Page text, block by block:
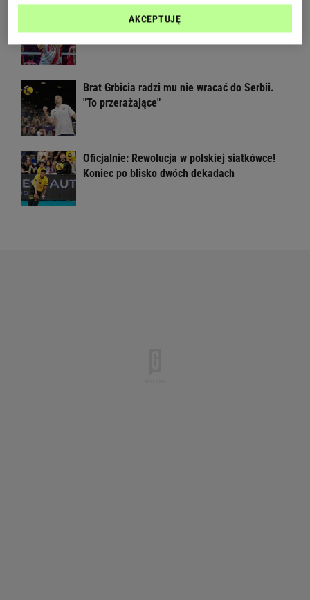
Rosja wraca, ale do Polski nie przyleci.
Polscy siatkarze reagują. "Nie rozumiem"
Brat Grbicia radzi mu nie wracać do Serbii.
"To przerażające"
Oficjalnie: Rewolucja w polskiej siatkówce!
Koniec po blisko dwóch dekadach
AKCEPTUJĘ